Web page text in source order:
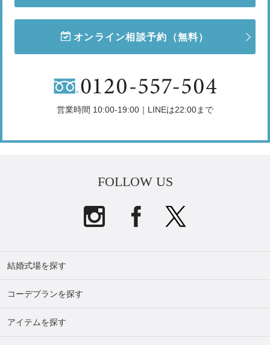
オンライン相談予約 （無料）
営業時間 10:00-19:00｜LINEは22:00まで
FOLLOW US
結婚式場を探す
コーデプランを探す
アイテムを探す